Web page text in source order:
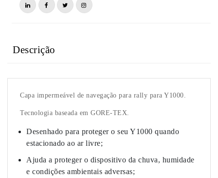
Descrição
Capa impermeável de navegação para rally para Y1000.
Tecnologia baseada em GORE-TEX.
Desenhado para proteger o seu Y1000 quando
estacionado ao ar livre;
Ajuda a proteger o dispositivo da chuva, humidade
e condições ambientais adversas;